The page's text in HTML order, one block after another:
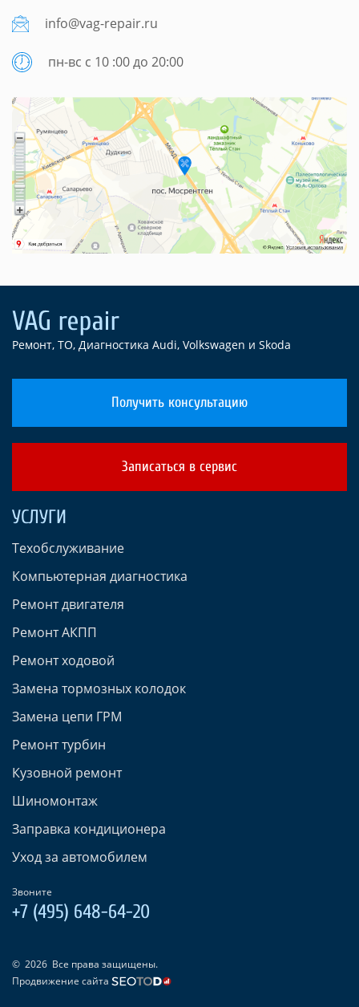
info@vag-repair.ru
пн-вс с 10 :00 до 20:00
Ремонт, ТО, Диагностика Audi, Volkswagen и Skoda
Получить консультацию
Записаться в сервис
УСЛУГИ
Техобслуживание
Компьютерная диагностика
Ремонт двигателя
Ремонт АКПП
Ремонт ходовой
Замена тормозных колодок
Замена цепи ГРМ
Ремонт турбин
Кузовной ремонт
Шиномонтаж
Заправка кондиционера
Уход за автомобилем
Звоните
+7 (495) 648-64-20
© 2026 Все права защищены.
Продвижение сайта